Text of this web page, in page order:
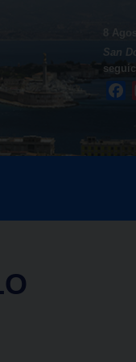
8
San